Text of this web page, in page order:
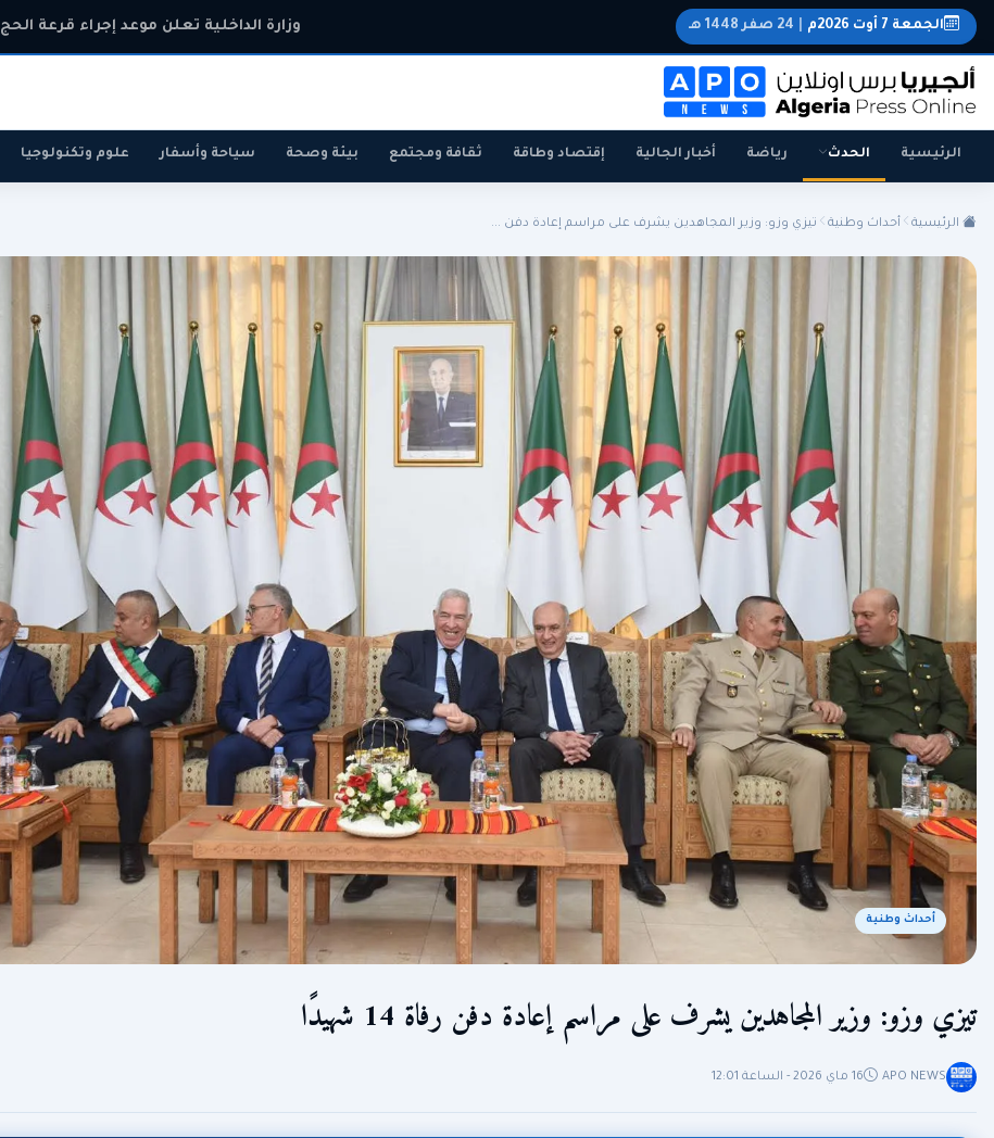
المنتخب الوطني سياسة اقتصاد رياضة
الجمعة 7 أوت 2026م 24 صفر 1448 هـ وزارة الداخلية تعلن موعد إجراء قرعة الحج
الرئيسية الحدث رياضة أخبار الجالية إقتصاد وطاقة ثقافة ومجتمع بيئة وصحة سياحة وأسفار علوم وتكنولوجيا
الرئيسية أحداث وطنية تيزي وزو: وزير المجاهدين يشرف على مراسم إعادة دفن ...
أحداث وطنية
تيزي وزو: وزير المجاهدين يشرف على مراسم إعادة دفن رفاة 14 شهيدًا
APO NEWS 16 ماي 2026 - الساعة 12:01